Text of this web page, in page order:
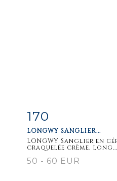
Item detail
170
LONGWY SANGLIER...
LONGWY Sanglier en
craquelée crème.
50 - 60 EUR